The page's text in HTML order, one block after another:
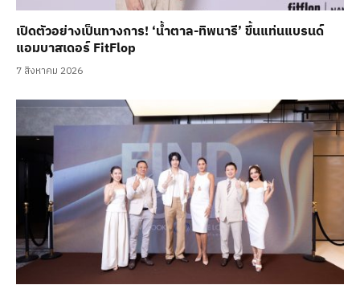
เปิดตัวอย่างเป็นทางการ! ‘น้ำตาล-ทิพนารี’ ขึ้นแท่นแบรนด์
แอมบาสเดอร์ FitFlop
7 สิงหาคม 2026